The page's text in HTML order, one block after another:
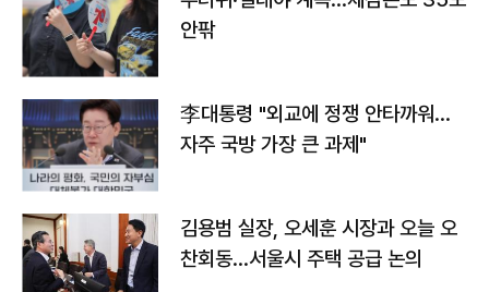
안팎
李대통령 "외교에 정쟁 안타까워…
자주 국방 가장 큰 과제"
김용범 실장, 오세훈 시장과 오늘 오
찬회동...서울시 주택 공급 논의